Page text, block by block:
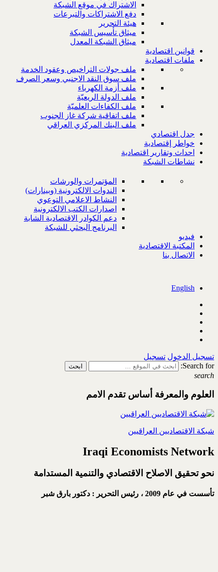
الاشتراك في موقع الشبكة
دفع الاشتراكات والتبرعات
هيئة التحرير
ميثاق تأسيس الشبكة
ميثاق الشبكة المعدل
قوانين اقتصادية
ملفات اقتصادية
ملف جولات التراخيص وعقود الخدمة
ملف سوق النقد الاجنبي وسعر الصرف
ملف أزمة الكهرباء
ملف الدولة الريعيّة
ملف الكفاءات العلميّة
ملف اتفاقية شركة غاز الجنوب
ملف البنك المركزي العراقي
جدل اقتصادي
خواطر إقتصادية
احداث وتقارير اقتصادية
نشاطات الشبكة
المؤتمرات والورشات
الندوات الالكترونية (وبينارات)
النشاط الاعلامي التوعوي
اصدارات الكتب الالكترونية
دعم الكوادر الاقتصادية الشابة
البرنامج البحثي للشبكة
فيديو
المكتبة الاقتصادية
الاتصال بنا
English
تسجيل الدخول تسجيل
Search for:
search
العلوم والمعرفة أساس تقدم الامم
شبكة الاقتصاديين العراقيين
Iraqi Economists Network
نحو تحقيق الاصلاح الاقتصادي والتنمية المستدامة
تأسست في عام 2009 ، رئيس التحرير : دكتور بارق شبر